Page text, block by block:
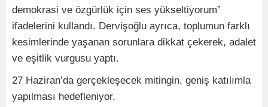
demokrasi ve özgürlük için ses yükseltiyorum”
ifadelerini kullandı. Dervişoğlu ayrıca, toplumun farklı
kesimlerinde yaşanan sorunlara dikkat çekerek, adalet
ve eşitlik vurgusu yaptı.
27 Haziran’da gerçekleşecek mitingin, geniş katılımla
yapılması hedefleniyor.